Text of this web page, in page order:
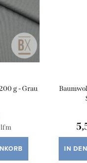
g - Grau
IN